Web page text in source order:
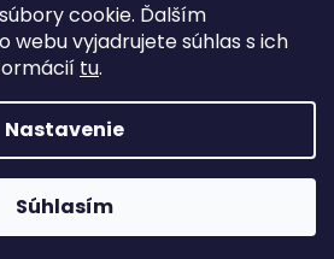
cookie. Ďalším
vyjadrujete súhlas s ich
tu.
Nastavenie
Súhlasím
Vytvoril Shoptet
VINTESSIA®
vyhradené.